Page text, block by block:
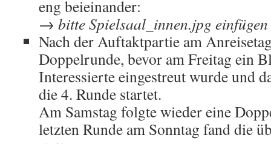
eng beieinander:
→ bitte Spielsaal_innen.jpg einfügen
Nach der Auftaktpartie am
Doppelrunde, bevor am Freitag ein
Interessierte eingestreut wurde und
die 4. Runde startet.
Am Samstag folgte wieder eine
letzten Runde am Sonntag fand die